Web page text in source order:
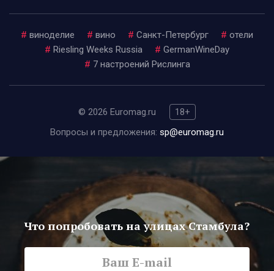
# виноделие # вино # Санкт-Петербург # отели
# Riesling Weeks Russia # GermanWineDay
# 7 настроений Рислинга
© 2026 Euromag.ru
18+
Вопросы и предложения: sp@euromag.ru
Что попробовать на улицах Стамбула?